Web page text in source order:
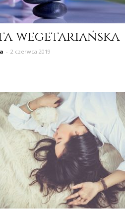
wegetariańska
- 2 czerwca 2019